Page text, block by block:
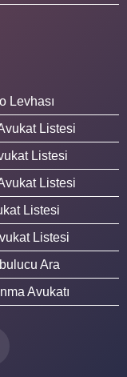
Levhası
Listesi
Listesi
Listesi
Listesi
Listesi
Ara
Avukatı